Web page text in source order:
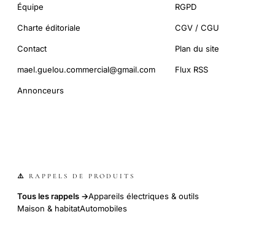
Équipe
Charte éditoriale
Contact
mael.guelou.commercial@gmail.com
Annonceurs
RGPD
CGV / CGU
Plan du site
Flux RSS
⚠️ RAPPELS DE PRODUITS
Tous les rappels →Appareils électriques & outils
Maison & habitatAutomobiles